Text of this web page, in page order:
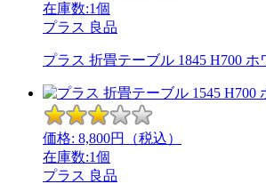
在庫数:1個
プラス 良品
プラス 折畳テーブル 1845 H700 ホ
価格: 8,800円（税込）
在庫数:1個
プラス 良品